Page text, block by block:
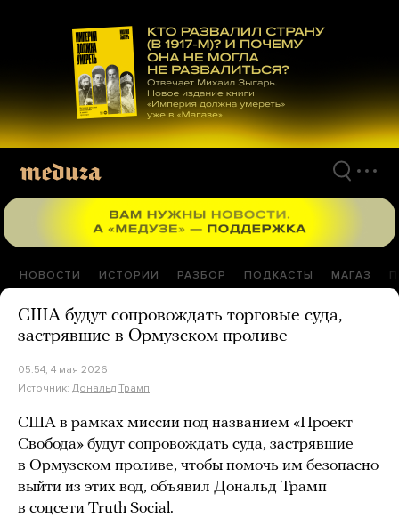
материалам
НОВОСТИ ИСТОРИИ РАЗБОР ПОДКАСТЫ МАГАЗ
США будут сопровождать торговые суда,
застрявшие в Ормузском проливе
05:54, 4 мая 2026
Источник: Дональд Трамп
США в рамках миссии под названием «Проект
Свобода» будут сопровождать суда, застрявшие
в Ормузском проливе, чтобы помочь им безопасно
выйти из этих вод, объявил Дональд Трамп
в соцсети Truth Social.